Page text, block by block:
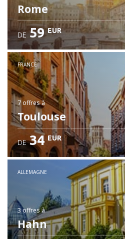
Rome
DE 59 EUR
FRANCE
7 offresà
Toulouse
DE 34 EUR
ALLEMAGNE
3 offresà
Hahn